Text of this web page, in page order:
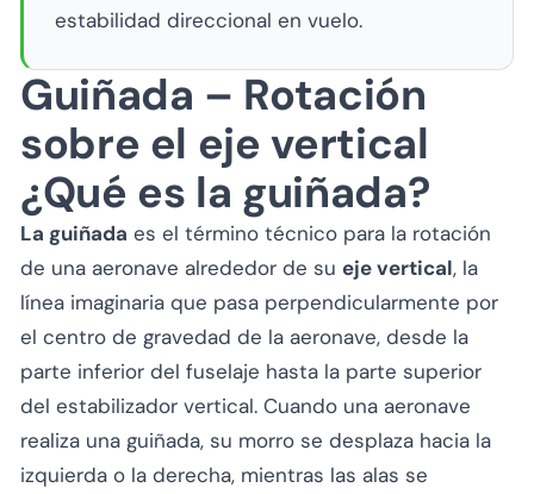
estabilidad direccional en vuelo.
Guiñada – Rotación
sobre el eje vertical
¿Qué es la guiñada?
La guiñada es el término técnico para la rotación
de una aeronave alrededor de su eje vertical, la
línea imaginaria que pasa perpendicularmente por
el centro de gravedad de la aeronave, desde la
parte inferior del fuselaje hasta la parte superior
del estabilizador vertical. Cuando una aeronave
realiza una guiñada, su morro se desplaza hacia la
izquierda o la derecha, mientras las alas se